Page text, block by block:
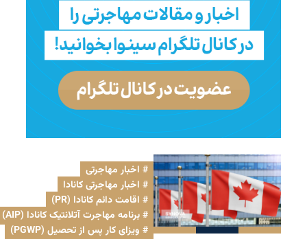
اخبار مهاجرتی
اخبار مهاجرتی کانادا
اقامت دائم کانادا (PR)
برنامه مهاجرت آتلانتیک کانادا (AIP)
ویزای کار پس از تحصیل (PGWP)